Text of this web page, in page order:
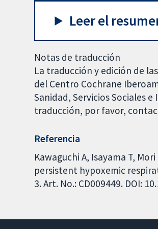
Leer el
Notas de traducción
La traducción y edición de
del Centro Cochrane
Sanidad, Servicios Sociales
traducción, por favor,
Referencia
Kawaguchi A, Isayama T,
persistent hypoxemic
3. Art. No.: CD009449. DOI: